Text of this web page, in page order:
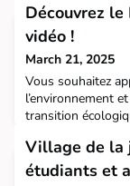
Découvrez
vidéo !
March 21, 2025
Vous souhaitez
l’environnement
transition
plongez au cœur
Village de la
étudiants et